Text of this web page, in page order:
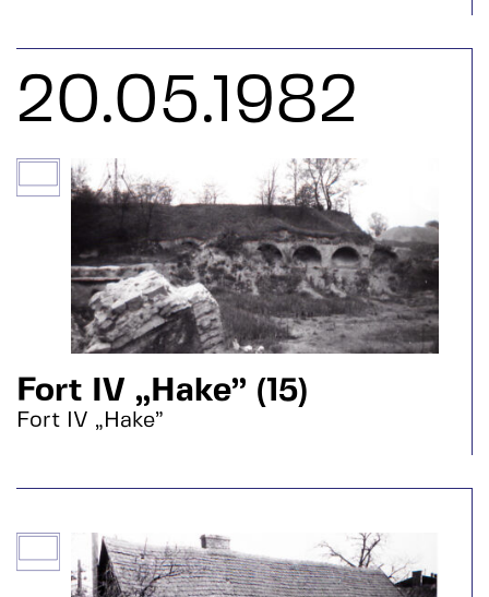
20.05.1982
Fort IV „Hake” (15)
Fort IV „Hake”